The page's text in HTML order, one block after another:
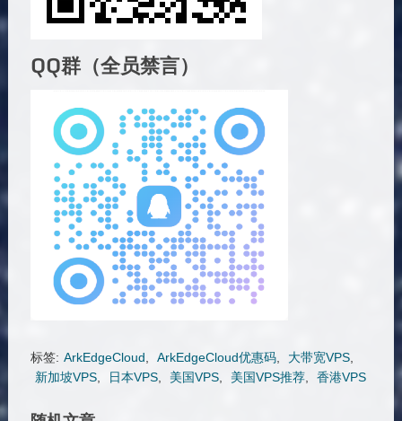
QQ群（全员禁言）
标签: ArkEdgeCloud, ArkEdgeCloud优惠码, 大带宽VPS,
新加坡VPS, 日本VPS, 美国VPS, 美国VPS推荐, 香港VPS